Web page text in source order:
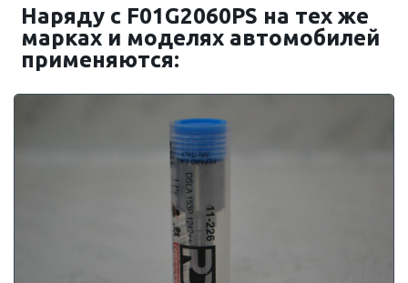
Наряду с F01G2060PS на тех же
марках и моделях автомобилей
применяются: